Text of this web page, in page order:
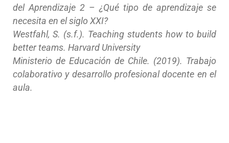
del Aprendizaje 2 – ¿Qué tipo de aprendizaje se
necesita en el siglo XXI?
Westfahl, S. (s.f.). Teaching students how to build
better teams. Harvard University
Ministerio de Educación de Chile. (2019). Trabajo
colaborativo y desarrollo profesional docente en el
aula.